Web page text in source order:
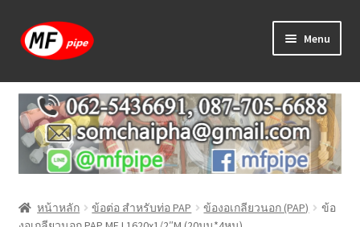
Skip
to
Skip
to
Menu
หน้าแรก
ร้านค้า
วิธีการเดินท่อ PAP
บทความ
หน้าหลัก ข้อต่อ สำหรับท่อ PAP ข้องอเกลียวนอก (PAP)
ข้อ